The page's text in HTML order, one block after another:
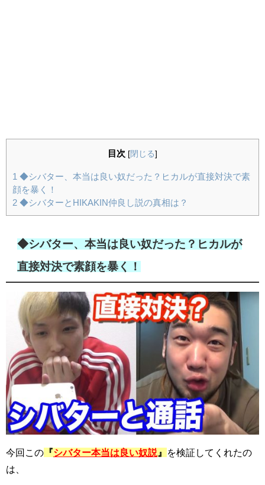
目次 [閉じる]
1 ◆シバター、本当は良い奴だった？ヒカルが直接対決で素
顔を暴く！
2 ◆シバターとHIKAKIN仲良し説の真相は？
◆シバター、本当は良い奴だった？ヒカルが
直接対決で素顔を暴く！
今回この 『シバター本当は良い奴説 』
を検証してくれたの
は、